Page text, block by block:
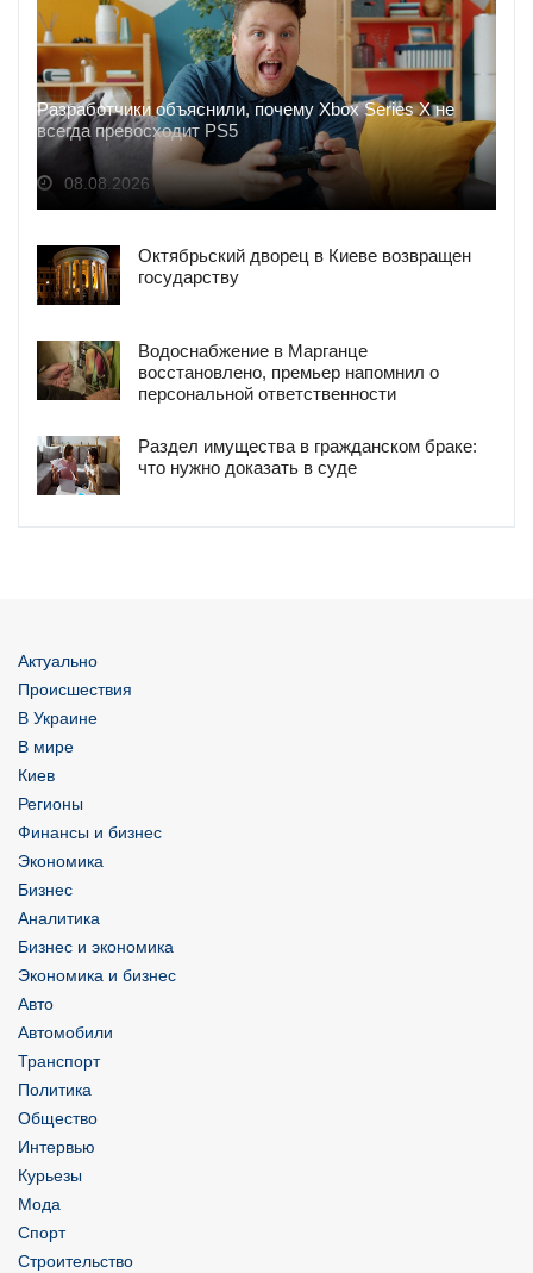
Разработчики объяснили, почему Xbox Series X не
всегда превосходит PS5
08.08.2026
Октябрьский дворец в Киеве возвращен
государству
Водоснабжение в Марганце
восстановлено, премьер напомнил о
персональной ответственности
Раздел имущества в гражданском браке:
что нужно доказать в суде
Актуально
Происшествия
В Украине
В мире
Киев
Регионы
Финансы и бизнес
Экономика
Бизнес
Аналитика
Бизнес и экономика
Экономика и бизнес
Авто
Автомобили
Транспорт
Политика
Общество
Интервью
Курьезы
Мода
Спорт
Строительство